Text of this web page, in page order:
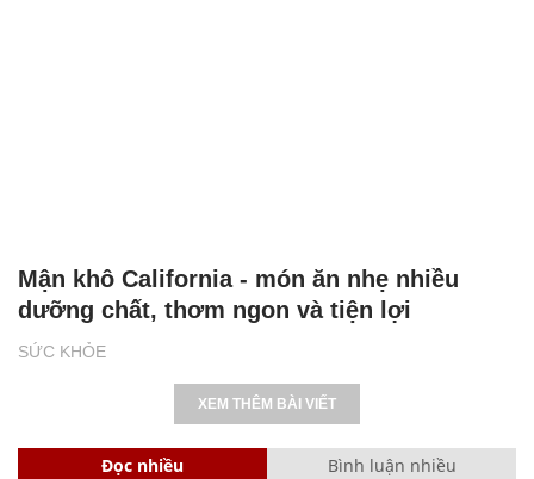
SỨC KHỎE
Mận khô California - món ăn nhẹ nhiều
dưỡng chất, thơm ngon và tiện lợi
XEM THÊM BÀI VIẾT
Đọc nhiều Bình luận nhiều